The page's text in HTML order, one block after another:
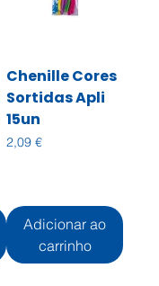
Chenille Cores
Sortidas Apli
15un
Preço
2,09 €
Adicionar ao
carrinho